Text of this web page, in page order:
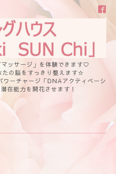
ッサージ」を体験できます♡
たの脳をすっきり整えます☆
ワーチャージ「DNAアクティベーシ
在能力を開花させます！